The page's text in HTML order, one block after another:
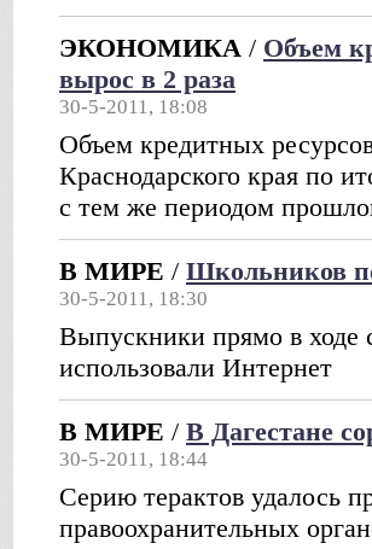
ЭКОНОМИКА / Объем
вырос в 2 раза
30-5-2011, 18:08
Объем кредитных
Краснодарского края по
с тем же периодом
В МИРЕ / Школьников
30-5-2011, 18:30
Выпускники прямо в ходе
использовали Интернет
В МИРЕ / В Дагестане
30-5-2011, 18:44
Серию терактов удалось
правоохранительных